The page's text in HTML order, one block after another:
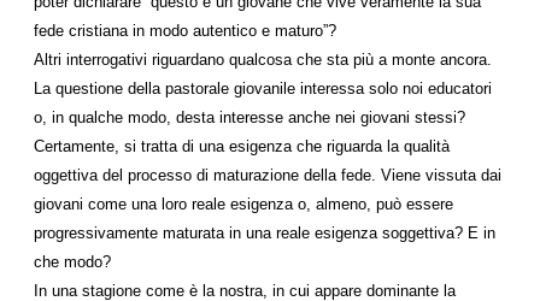
fede cristiana in modo autentico e maturo”?
Altri interrogativi riguardano qualcosa che sta più a monte ancora.
La questione della pastorale giovanile interessa solo noi educatori
o, in qualche modo, desta interesse anche nei giovani stessi?
Certamente, si tratta di una esigenza che riguarda la qualità
oggettiva del processo di maturazione della fede. Viene vissuta dai
giovani come una loro reale esigenza o, almeno, può essere
progressivamente maturata in una reale esigenza soggettiva? E in
che modo?
In una stagione come è la nostra, in cui appare dominante la